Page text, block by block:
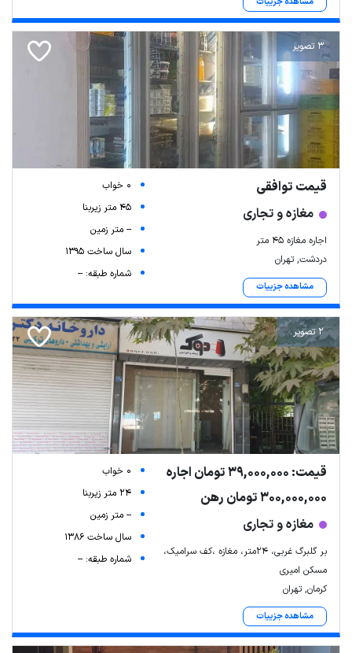
3 تصویر
قیمت توافقی
مغازه و تجاری
اجاره مغازه ۴۵ متر
دردشت, تهران
مشاهده جزییات
0 خواب
45 متر زیربنا
-- متر زمین
سال ساخت 1395
شماره طبقه: --
2 تصویر
قیمت: 39,000,000 تومان اجاره
300,000,000 تومان رهن
مغازه و تجاری
بر گلبرگ غربی، ۲۴متر، مغازه ،کف سرامیک،
مسکن امیری
کرمان, تهران
مشاهده جزییات
0 خواب
24 متر زیربنا
-- متر زمین
سال ساخت 1386
شماره طبقه: --